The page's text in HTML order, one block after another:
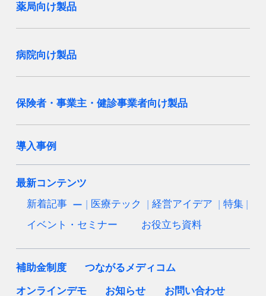
薬局向け製品
病院向け製品
保険者・事業主・健診事業者向け製品
導入事例
最新コンテンツ
新着記事
医療テック 経営アイデア
特集
イベント・セミナー
お役立ち資料
補助金制度 つながるメディコム
オンラインデモ お知らせ お問い合わせ